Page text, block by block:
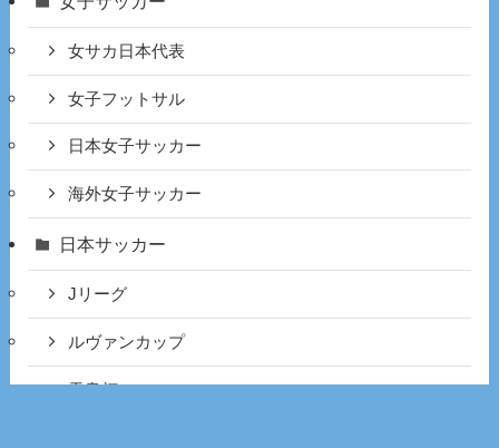
女サカ日本代表
女子フットサル
日本女子サッカー
海外女子サッカー
日本サッカー
Jリーグ
ルヴァンカップ
天皇杯